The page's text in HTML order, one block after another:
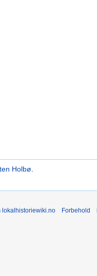
Holbø.
lokalhistoriewiki.no Forbehold